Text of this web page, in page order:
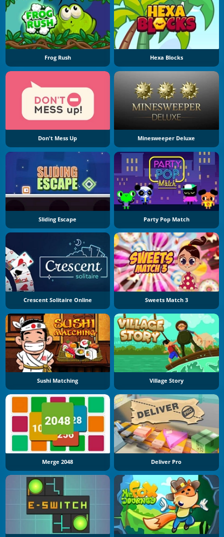
Frog Rush Hexa Blocks
Don't Mess Up Minesweeper Deluxe
Sliding Escape Party Pop Match
Crescent Solitaire Online Sweets Match 3
Sushi Matching Village Story
Merge 2048 Deliver Pro